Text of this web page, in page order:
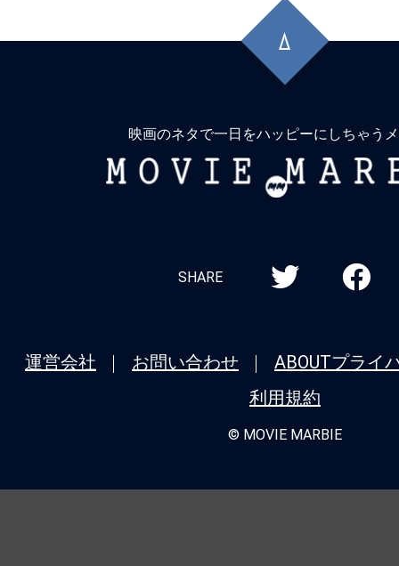
頭
に
映画のネタで一日をハッピーにしちゃう
MOVIE
SHARE
運営会社 お問い合わせ ABOUTプライ
利用規約
© MOVIE MARBIE